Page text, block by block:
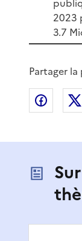
2023
3.7
Partager la